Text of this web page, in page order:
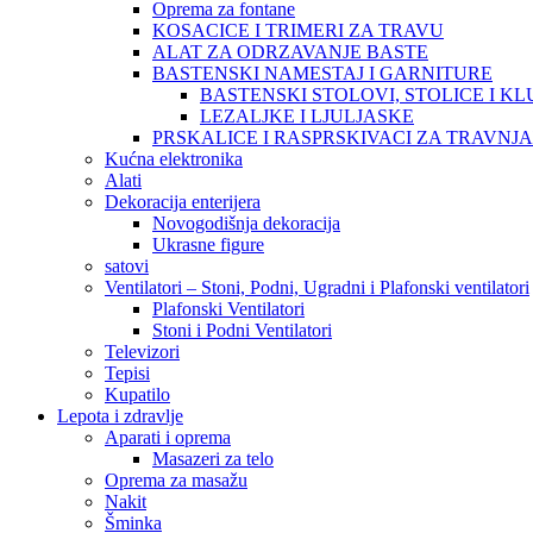
Oprema za fontane
KOSACICE I TRIMERI ZA TRAVU
ALAT ZA ODRZAVANJE BASTE
BASTENSKI NAMESTAJ I GARNITURE
BASTENSKI STOLOVI, STOLICE I
LEZALJKE I LJULJASKE
PRSKALICE I RASPRSKIVACI ZA
Kućna elektronika
Alati
Dekoracija enterijera
Novogodišnja dekoracija
Ukrasne figure
satovi
Ventilatori – Stoni, Podni, Ugradni i Plafonski ventilatori
Plafonski Ventilatori
Stoni i Podni Ventilatori
Televizori
Tepisi
Kupatilo
Lepota i zdravlje
Aparati i oprema
Masazeri za telo
Oprema za masažu
Nakit
Šminka